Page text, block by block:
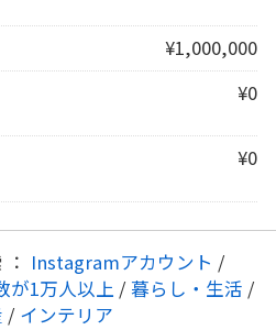
¥1,000,000
¥0
¥0
Instagramアカウント /
が1万人以上 / 暮らし・生活 /
/ インテリア